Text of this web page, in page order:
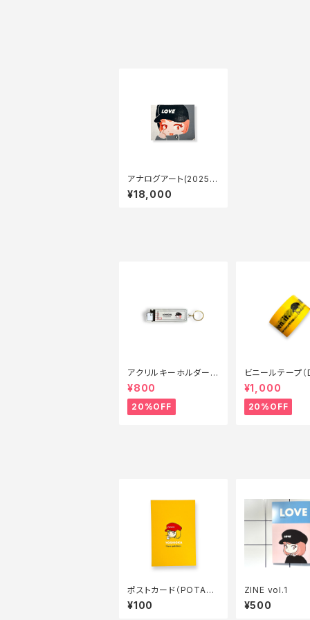
アナログアート(2025.0
2.24)
¥18,000
アクリルキーホルダー
(ライター型)
¥800
20%OFF
ビニールテープ
open it. ——
dding, thanks
verything.
¥1,000
20%OFF
ポストカード（POTAT
Oガール）
¥100
ZINE vol.1
¥500